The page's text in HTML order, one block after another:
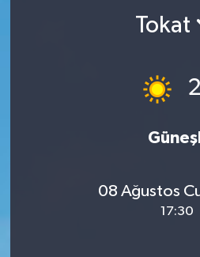
Tokat
08 Ağustos
17:30